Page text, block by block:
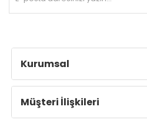
Kurumsal
Müşteri İlişkileri